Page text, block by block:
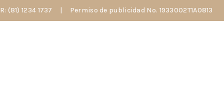
(81) 1234 1737 | Permiso de publicidad No. 1933002T1A0813